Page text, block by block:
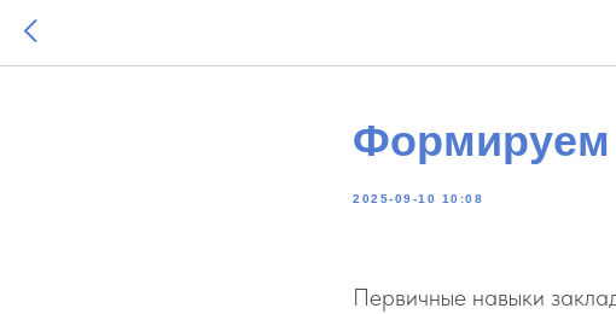
Формируем
2025-09-10 10:08
Первичные навыки